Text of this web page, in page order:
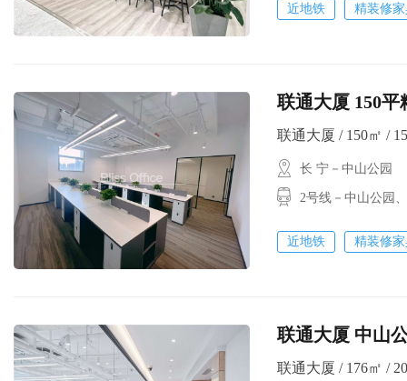
近地铁 精装修
联通大厦 150
联通大厦 / 150㎡ /
长 宁－中山公园
2号线－中山公园
近地铁 精装修
联通大厦 中山
联通大厦 / 176㎡ /